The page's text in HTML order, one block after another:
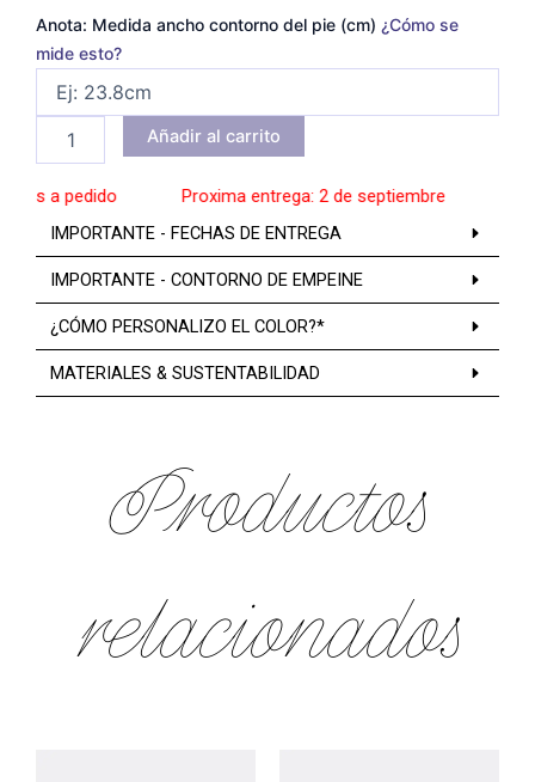
Anota: Medida ancho contorno del pie (cm) ¿Cómo se
mide esto?
Añadir al carrito
a pedido______ Proxima entrega: 2 de septiembre______
IMPORTANTE - FECHAS DE ENTREGA
IMPORTANTE - CONTORNO DE EMPEINE
¿CÓMO PERSONALIZO EL COLOR?*
MATERIALES & SUSTENTABILIDAD
Productos
relacionados